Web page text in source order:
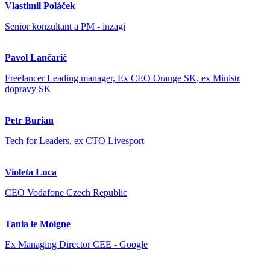
Vlastimil Poláček
Senior konzultant a PM - inzagi
Pavol Lančarič
Freelancer Leading manager, Ex CEO Orange SK, ex Ministr
dopravy SK
Petr Burian
Tech for Leaders, ex CTO Livesport
Violeta Luca
CEO Vodafone Czech Republic
Tania le Moigne
Ex Managing Director CEE - Google